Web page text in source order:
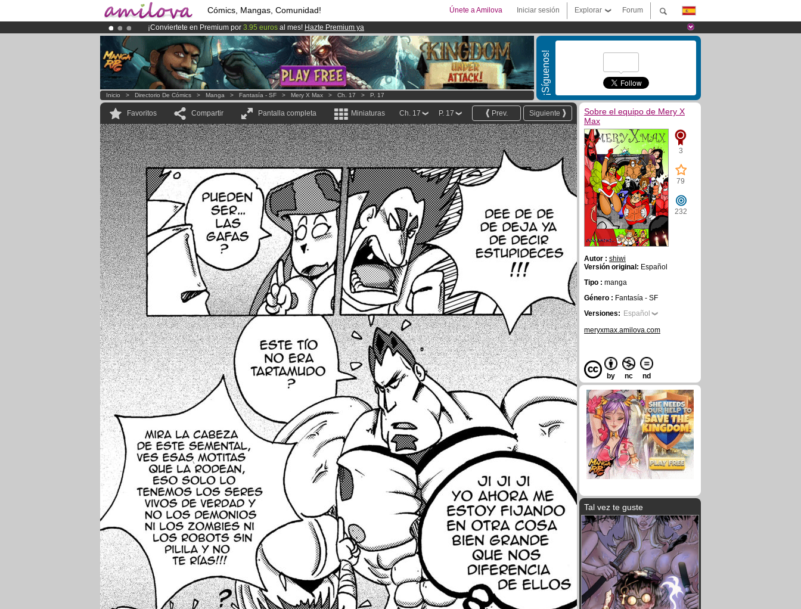
Cómics, Mangas, Comunidad! Forum
Explorar
Iniciar sesión
Únete a Amilova
¡Conviertete en Premium por 3.95 euros al mes! Hazte Premium ya
¡El Kickstarter Amilova está desormado lanzado!.
¡Ya tenemos 100000miembrosy 1000 Cómics y Mangas!.
¡Síguenos!
Inicio > Directorio De Cómics > Manga > Fantasía - SF > Mery X Max > Ch. 17 > P. 17
Favoritos Compartir Pantalla completa Miniaturas Siguiente
Prev.
P. 17
Ch. 17
Sobre el equipo de Mery X
Max
3
79
232
Autor : shiwi
Versión original: Español
Tipo : manga
Género : Fantasía - SF
Versiones: Español
meryxmax.amilova.com
by nc nd
Tal vez te guste